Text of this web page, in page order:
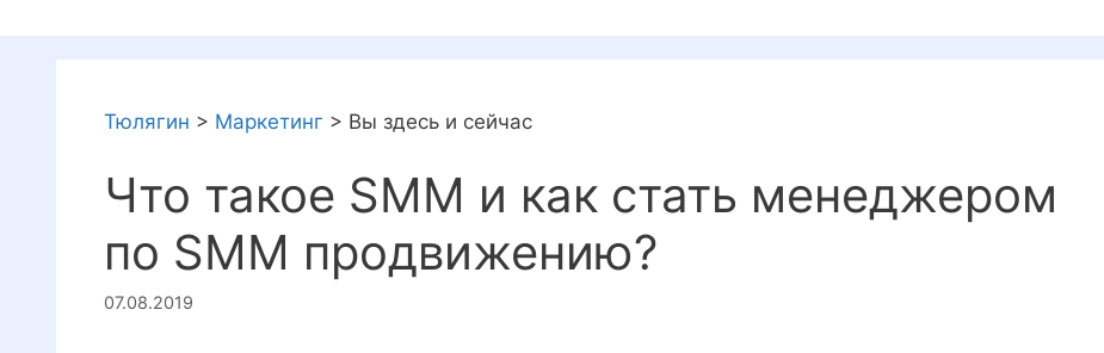
Тюлягин > Маркетинг > Вы здесь и сейчас
Что такое SMM и как стать менеджером
по SMM продвижению?
07.08.2019